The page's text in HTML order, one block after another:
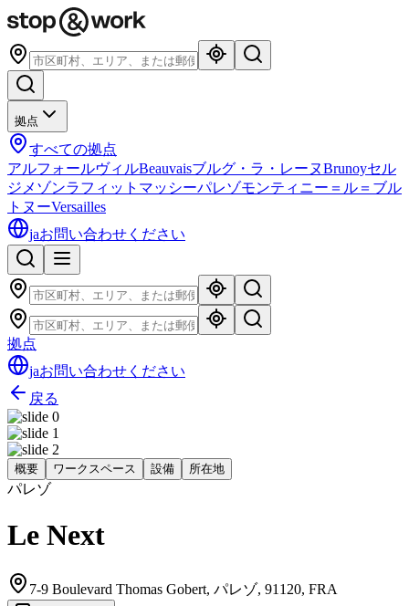
拠点
すべての拠点
アルフォールヴィルBeauvaisブルグ・ラ・レーヌBrunoyセル
ジ メゾンラフィット マッシーパレゾモンティニー＝ル＝ブル
トヌーVersailles
jaお問い合わせください
拠点
jaお問い合わせください
戻る
概要 ワークスペース 設備 所在地
パレゾ
Le Next
7-9 Boulevard Thomas Gobert, パレゾ, 91120, FRA